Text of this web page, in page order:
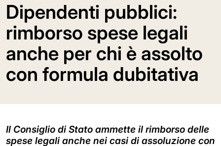
Dipendenti pubblici:
rimborso spese legali
anche per chi è assolto
con formula dubitativa
Il Consiglio di Stato ammette il rimborso delle
spese legali anche nei casi di assoluzione con